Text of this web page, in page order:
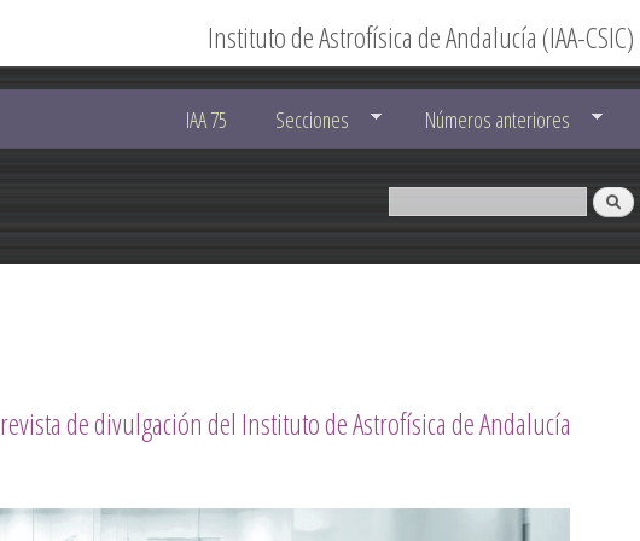
Instituto de Astrofísica de Andalucía (IAA-CSIC)
IAA 75 Secciones Números anteriores
revista de divulgación del Instituto de Astrofísica de Andalucía